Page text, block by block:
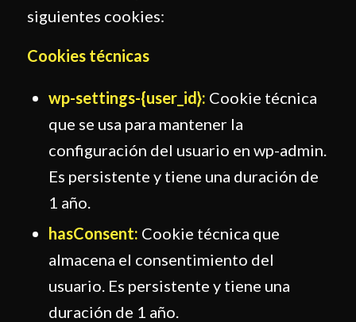
siguientes cookies:
Cookies técnicas
wp-settings-{user_id}: Cookie técnica
que se usa para mantener la
configuración del usuario en wp-admin.
Es persistente y tiene una duración de
1 año.
hasConsent: Cookie técnica que
almacena el consentimiento del
usuario. Es persistente y tiene una
duración de 1 año.